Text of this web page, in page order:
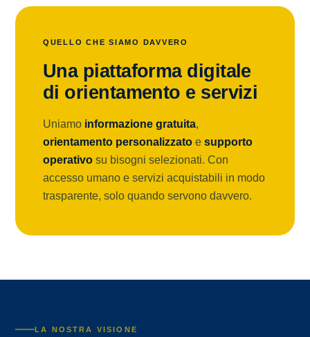
QUELLO CHE SIAMO DAVVERO
Una piattaforma digitale
di orientamento e servizi
Uniamo informazione gratuita,
orientamento personalizzato e supporto
operativo su bisogni selezionati. Con
accesso umano e servizi acquistabili in modo
trasparente, solo quando servono davvero.
LA NOSTRA VISIONE